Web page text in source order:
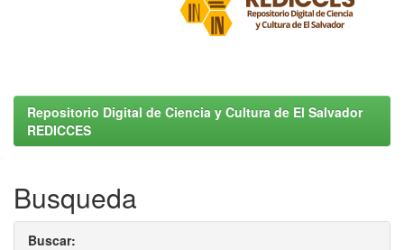
Repositorio Digital de Ciencia y Cultura de El Salvador
REDICCES
Busqueda
Buscar: